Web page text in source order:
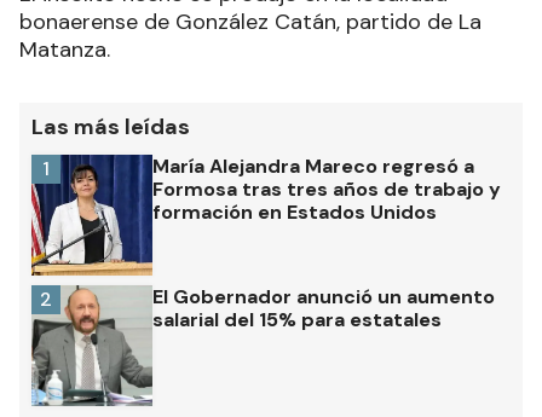
bonaerense de González Catán, partido de La
Matanza.
Las más leídas
María Alejandra Mareco regresó a
Formosa tras tres años de trabajo y
formación en Estados Unidos
1
El Gobernador anunció un aumento
salarial del 15% para estatales
2